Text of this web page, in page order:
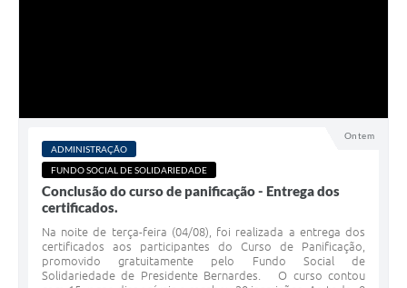
Ontem
ADMINISTRAÇÃO
FUNDO SOCIAL DE SOLIDARIEDADE
Conclusão do curso de panificação - Entrega dos
certificados.
Na noite de terça-feira (04/08), foi realizada a entrega dos
certificados aos participantes do Curso de Panificação,
promovido gratuitamente pelo Fundo Social de
Solidariedade de Presidente Bernardes. O curso contou